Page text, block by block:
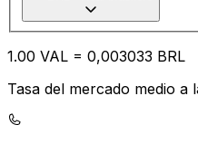
1.00 VAL = 0,003033 BRL
Tasa del mercado medio a